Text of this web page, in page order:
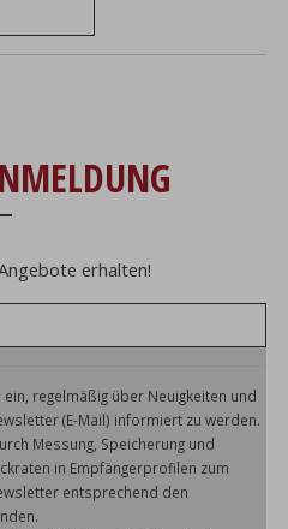
erhalten!
ein, regelmäßig über Neuigkeiten und
(E-Mail) informiert zu werden.
Messung, Speicherung und
in Empfängerprofilen zum
entsprechend den